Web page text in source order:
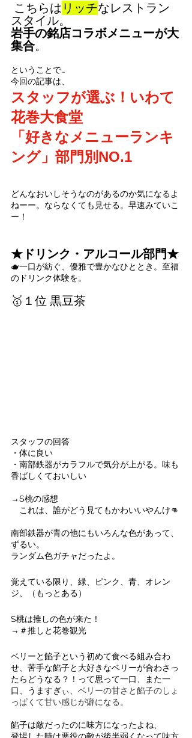
こちらは リッチなレストラン
スタイル。
岩手の銘店コラボメニューが大
集合。
ということで…
今回の記事は、
スタッフが選ぶ！いわて
花巻大食堂
「好きなメニューランキ
ング」部門別NO.1
どんなおいしそうなのがあるのか気になるよ
ねーー。ならなくても見せる。早速みていこ
ー！
★ドリンク・アルコール部門★
🫖一口が紡ぐ、優雅で豊かなひととき。至福
のドリンク体験を。
🥇１位 黒豆茶
スタッフの回答
・体に良い
・南部鉄器がカラフルで気分が上がる。味も
香ばしくておいしい
→S桃の感想
これは、誰がどう見てもかわいいやんけ👊
南部鉄器が青の他にもいろんな色があって、
ずるい。
ランダム色ガチャだったよ。
覚えている限り、緑、ピンク、青、オレン
ジ、（もっとある）
S桃は推しの色が来た！
→＃推しと花巻観光
ベリーと餡子という初めて食べる組み合わ
せ、苦手な餡子と大好きなベリーが合わさっ
たらどうなる？！って思って一口、また一
口、うますぎぃ、ベリーの甘さと餡子のしょ
っぱくて甘い感じが癖になる。
餡子は敵だったのに味方になったよね、